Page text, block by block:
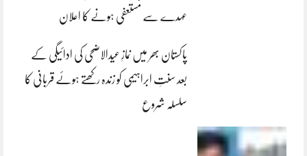
عہدے سے مستعفی ہونے کا اعلان
پاکستان بھر میں نمازِ عیدالاضحی کی ادائیگی کے
بعد سنتِ ابراہیمی کو زندہ رکھتے ہوئے قربانی کا
سلسلہ شروع